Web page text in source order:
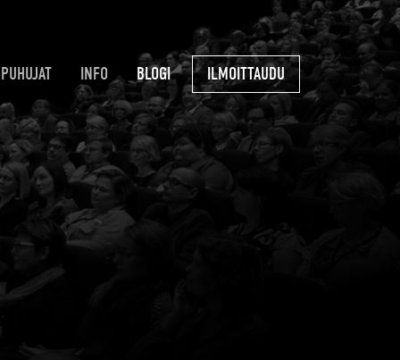
PUHUJAT INFO BLOGI ILMOITTAUDU